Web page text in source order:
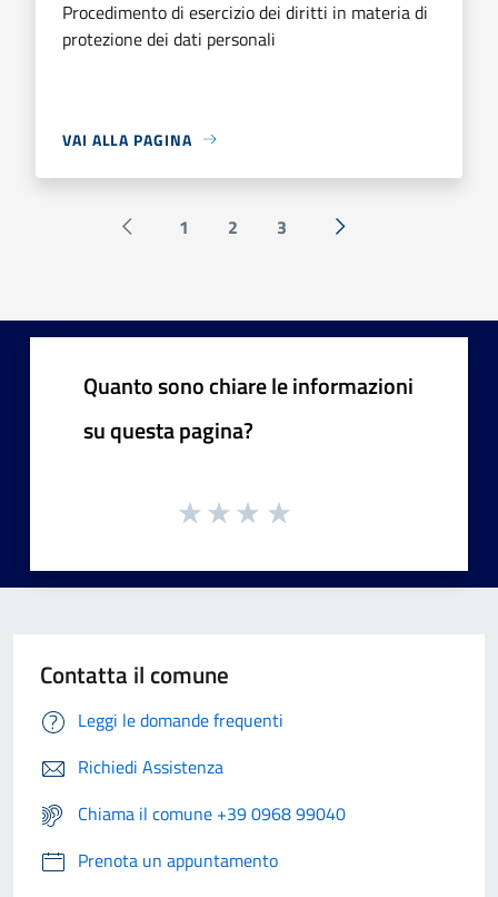
Procedimento di esercizio dei diritti in materia di
protezione dei dati personali
VAI ALLA PAGINA
Pagina precedente
1 2 3 Successiva »
Quanto sono chiare le informazioni
su questa pagina?
Contatta il comune
Leggi le domande frequenti
Richiedi Assistenza
Chiama il comune +39 0968 99040
Prenota un appuntamento